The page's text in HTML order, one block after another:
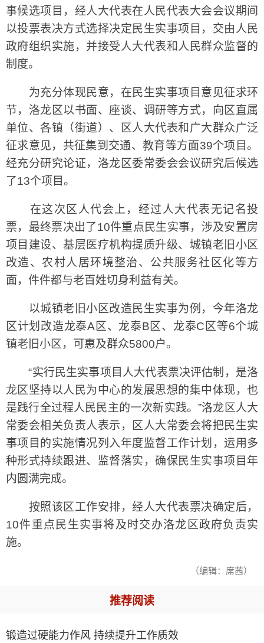
事候选项目，经人大代表在人民代表大会会议期间
以投票表决方式选择决定民生实事项目，交由人民
政府组织实施，并接受人大代表和人民群众监督的
制度。
为充分体现民意，在民生实事项目意见征求环
节，洛龙区以书面、座谈、调研等方式，向区直属
单位、各镇（街道）、区人大代表和广大群众广泛
征求意见，共征集到交通、教育等方面39个项目。
经充分研究论证，洛龙区委常委会会议研究后候选
了13个项目。
在这次区人代会上，经过人大代表无记名投
票，最终票决出了10件重点民生实事，涉及安置房
项目建设、基层医疗机构提质升级、城镇老旧小区
改造、农村人居环境整治、公共服务社区化等方
面，件件都与老百姓切身利益有关。
以城镇老旧小区改造民生实事为例，今年洛龙
区计划改造龙泰A区、龙泰B区、龙泰C区等6个城
镇老旧小区，可惠及群众5800户。
“实行民生实事项目人大代表票决评估制，是洛
龙区坚持以人民为中心的发展思想的集中体现，也
是践行全过程人民民主的一次新实践。”洛龙区人大
常委会相关负责人表示，区人大常委会将把民生实
事项目的实施情况列入年度监督工作计划，运用多
种形式持续跟进、监督落实，确保民生实事项目年
内圆满完成。
按照该区工作安排，经人大代表票决确定后，
10件重点民生实事将及时交办洛龙区政府负责实
施。
（编辑：席茜）
推荐阅读
锻造过硬能力作风 持续提升工作质效